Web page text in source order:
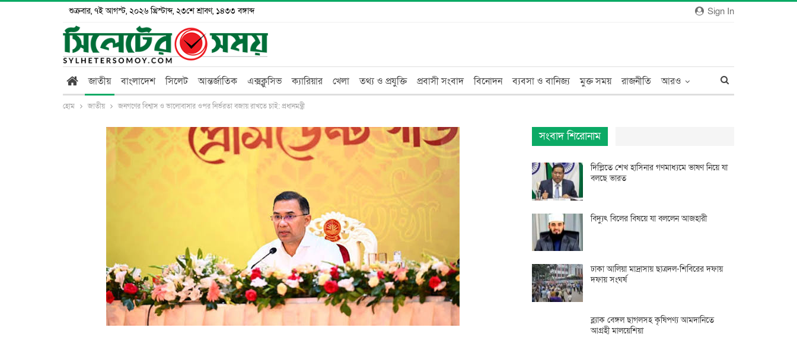
Sign In
শুক্রবার, ৭ই আগস্ট, ২০২৬ খ্রিস্টাব্দ, ২৩শে শ্রাবণ, ১৪৩৩ বঙ্গাব্দ
জাতীয় বাংলাদেশ সিলেট আন্তর্জাতিক এক্সক্লুসিভ ক্যারিয়ার খেলা তথ্য ও প্রযুক্তি প্রবাসী সংবাদ বিনোদন ব্যবসা ও বানিজ্য মুক্ত সময় রাজনীতি আরও
হোম জাতীয় জনগণের বিশ্বাস ও ভালোবাসার ওপর নির্ভরতা বজায় রাখতে চাই: প্রধানমন্ত্রী
সংবাদ শিরোনাম
দিল্লিতে শেখ হাসিনার গণমাধ্যমে ভাষণ নিয়ে যা
বলছে ভারত
বিদ্যুৎ বিলের বিষয়ে যা বললেন আজহারী
ঢাকা আলিয়া মাদ্রাসায় ছাত্রদল-শিবিরের দফায়
দফায় সংঘর্ষ
ব্ল্যাক বেঙ্গল ছাগলসহ কৃষিপণ্য আমদানিতে
আগ্রহী মালয়েশিয়া